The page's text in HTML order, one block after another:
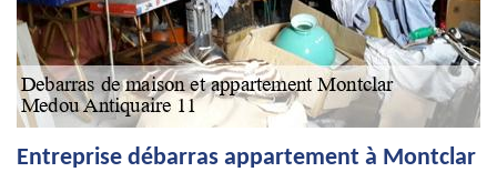
Entreprise débarras appartement à Montclar